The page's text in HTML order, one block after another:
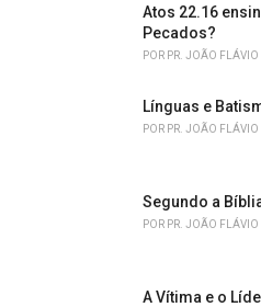
Atos 22.16
Pecados?
POR PR. JOÃO
Línguas e
POR PR. JOÃO
Segundo a
POR PR. JOÃO
A Vítima e o